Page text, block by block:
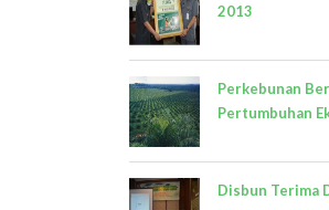
2013
Perkebunan
Pertumbuhan
Disbun Terima